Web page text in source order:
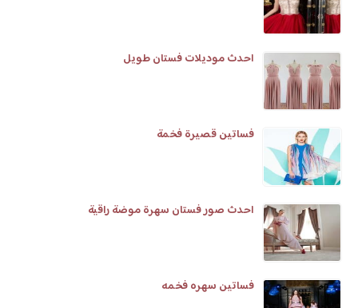
احدث موديلات فستان طويل
فساتين قصيرة فخمة
احدث صور فستان سهرة موضة راقية
فساتين سهره فخمه